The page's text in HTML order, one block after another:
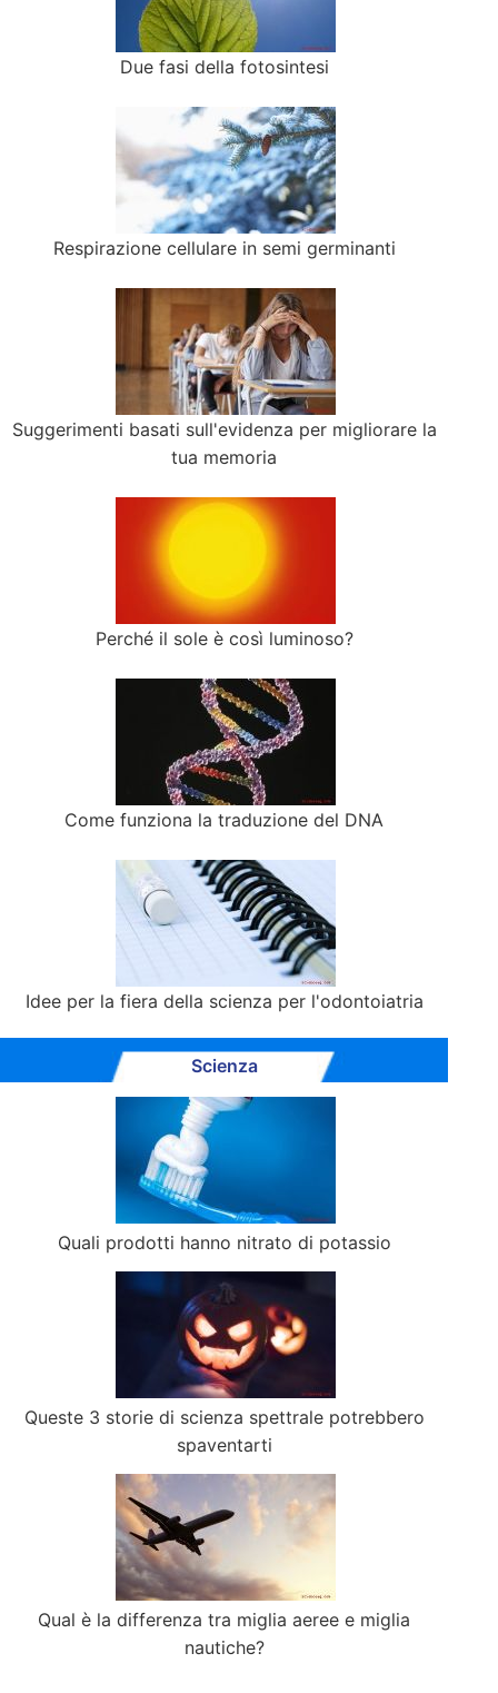
Due fasi della fotosintesi
Respirazione cellulare in semi germinanti
Suggerimenti basati sull'evidenza per migliorare la
tua memoria
Perché il sole è così luminoso?
Come funziona la traduzione del DNA
Idee per la fiera della scienza per l'odontoiatria
Scienza
Quali prodotti hanno nitrato di potassio
Queste 3 storie di scienza spettrale potrebbero
spaventarti
Qual è la differenza tra miglia aeree e miglia
nautiche?